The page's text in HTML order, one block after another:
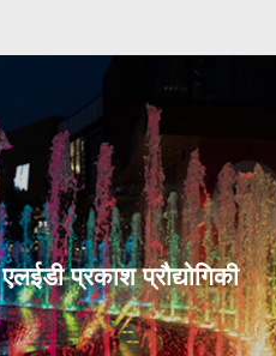
एलईडी प्रकाश प्रौद्योगिकी